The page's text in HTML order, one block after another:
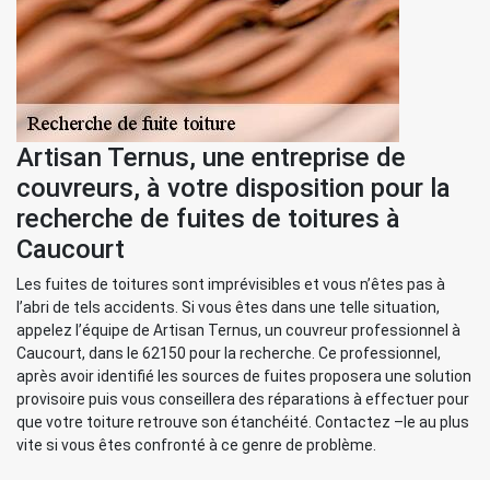
Artisan Ternus, une entreprise de
couvreurs, à votre disposition pour la
recherche de fuites de toitures à
Caucourt
Les fuites de toitures sont imprévisibles et vous n’êtes pas à
l’abri de tels accidents. Si vous êtes dans une telle situation,
appelez l’équipe de Artisan Ternus, un couvreur professionnel à
Caucourt, dans le 62150 pour la recherche. Ce professionnel,
après avoir identifié les sources de fuites proposera une solution
provisoire puis vous conseillera des réparations à effectuer pour
que votre toiture retrouve son étanchéité. Contactez –le au plus
vite si vous êtes confronté à ce genre de problème.